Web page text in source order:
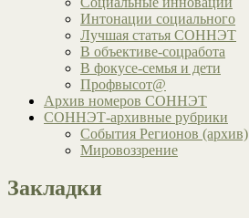
Интонации социального
Лучшая статья СОННЭТ
В объективе-соцработа
В фокусе-семья и дети
Профвысот@
Архив номеров СОННЭТ
СОННЭТ-архивные рубрики
События Регионов (архив)
Мировоззрение
Закладки